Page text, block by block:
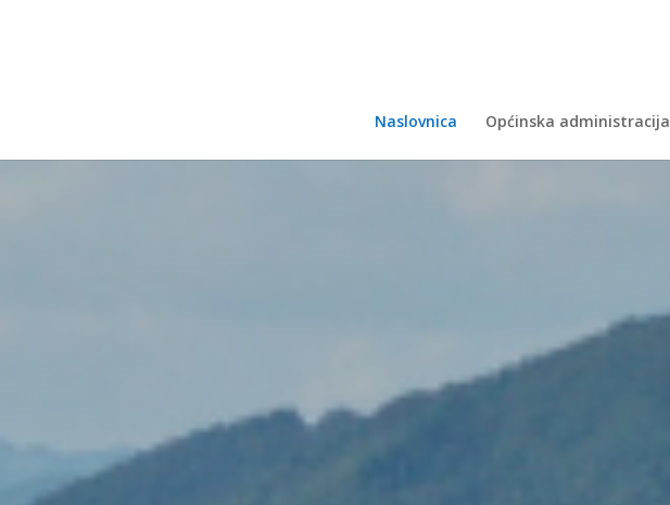
Naslovnica Općinska administracija